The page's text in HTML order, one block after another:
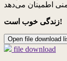
زندگی خوب است!
Open file download
file download